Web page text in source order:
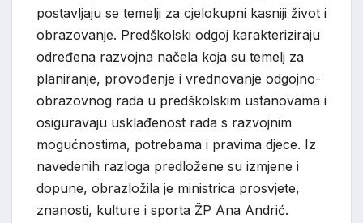
postavljaju se temelji za cjelokupni kasniji život i
obrazovanje. Predškolski odgoj karakteriziraju
određena razvojna načela koja su temelj za
planiranje, provođenje i vrednovanje odgojno-
obrazovnog rada u predškolskim ustanovama i
osiguravaju usklađenost rada s razvojnim
mogućnostima, potrebama i pravima djece. Iz
navedenih razloga predložene su izmjene i
dopune, obrazložila je ministrica prosvjete,
znanosti, kulture i sporta ŽP Ana Andrić.